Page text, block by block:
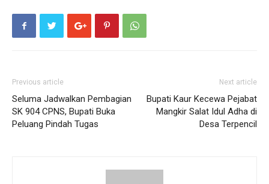
Previous article
Seluma Jadwalkan Pembagian
SK 904 CPNS, Bupati Buka
Peluang Pindah Tugas
Next article
Bupati Kaur Kecewa Pejabat
Mangkir Salat Idul Adha di
Desa Terpencil